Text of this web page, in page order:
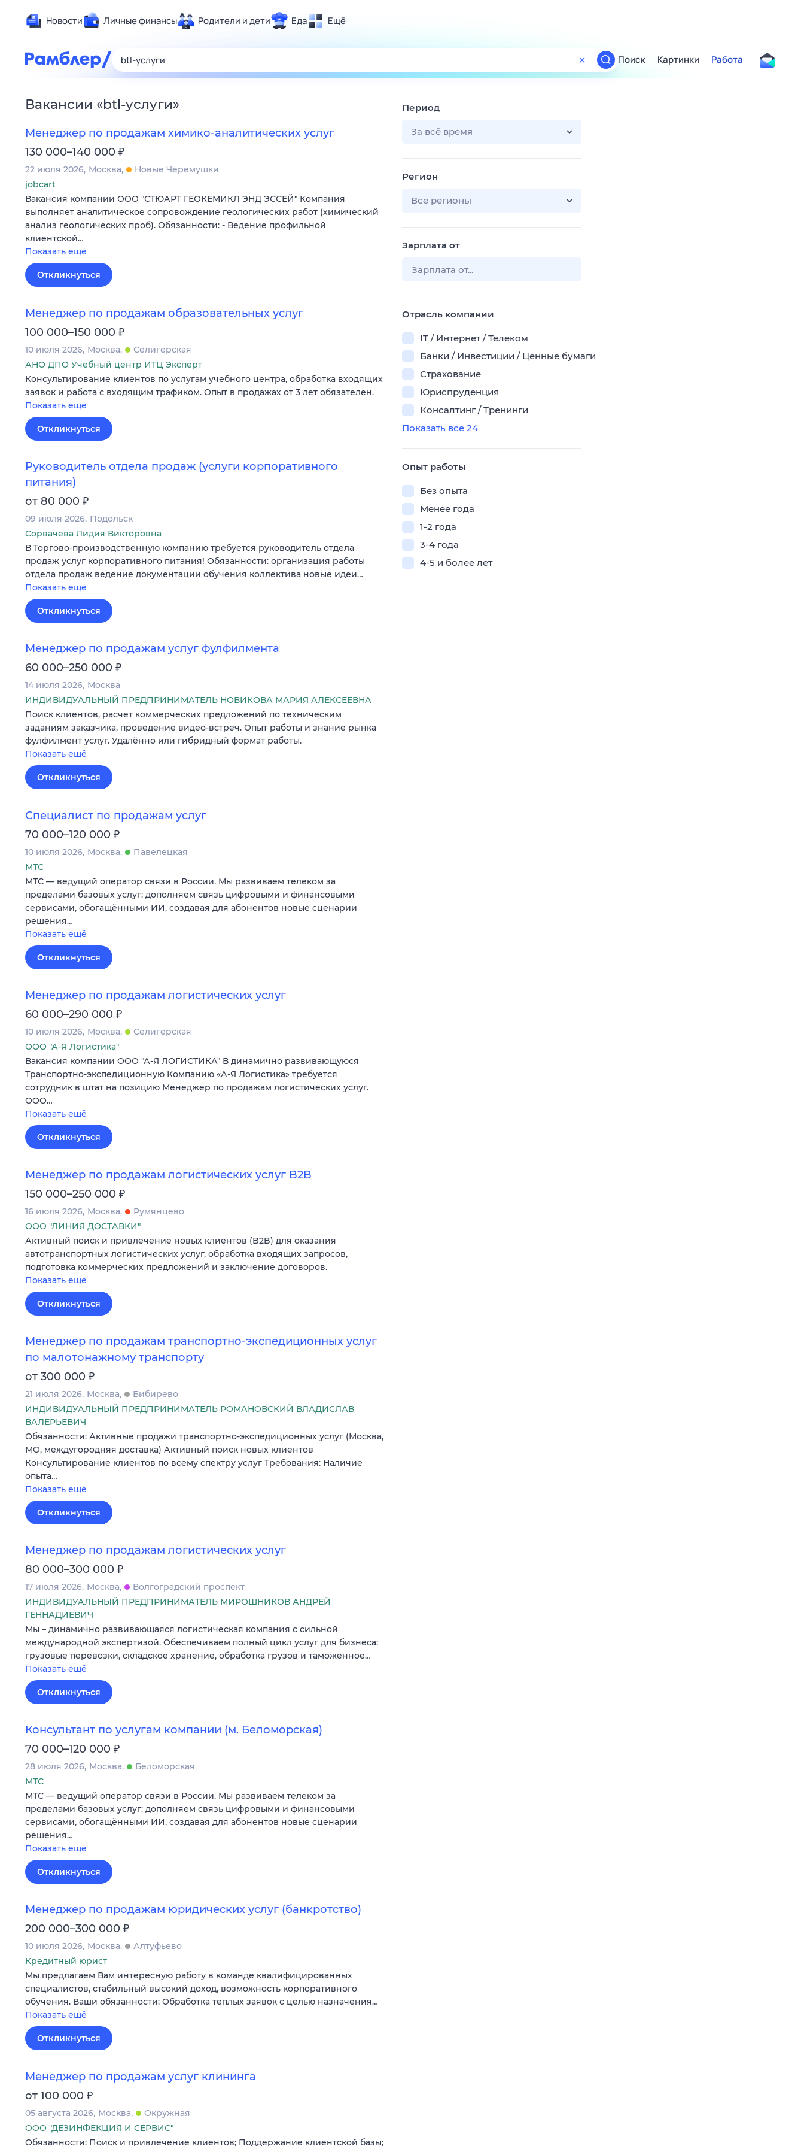
Новости Личные финансы Родители и дети Еда Ещё
Развлечения и отдых
Карьера
Сберегаем вместе
Гороскопы
Поиск
ТВ-программа
Поиск Картинки Работа
Вакансии «btl-услуги»
Менеджер по продажам химико-аналитических услуг
130 000–140 000 ₽
22 июля 2026 Москва
Новые Черемушки
jobcart
Вакансия компании ООО "СТЮАРТ ГЕОКЕМИКЛ ЭНД ЭССЕЙ" Компания
выполняет аналитическое сопровождение геологических работ (химический
анализ геологических проб). Обязанности: - Ведение профильной
клиентской…
Показать ещё
Откликнуться
Менеджер по продажам образовательных услуг
100 000–150 000 ₽
10 июля 2026 Москва
Селигерская
АНО ДПО Учебный центр ИТЦ Эксперт
Консультирование клиентов по услугам учебного центра, обработка входящих
заявок и работа с входящим трафиком. Опыт в продажах от 3 лет обязателен.
Показать ещё
Откликнуться
Руководитель отдела продаж (услуги корпоративного
питания)
от 80 000 ₽
09 июля 2026 Подольск
Сорвачева Лидия Викторовна
В Торгово-производственную компанию требуется руководитель отдела
продаж услуг корпоративного питания! Обязанности: организация работы
отдела продаж ведение документации обучения коллектива новые идеи…
Показать ещё
Откликнуться
Менеджер по продажам услуг фулфилмента
60 000–250 000 ₽
14 июля 2026 Москва
ИНДИВИДУАЛЬНЫЙ ПРЕДПРИНИМАТЕЛЬ НОВИКОВА МАРИЯ АЛЕКСЕЕВНА
Поиск клиентов, расчет коммерческих предложений по техническим
заданиям заказчика, проведение видео-встреч. Опыт работы и знание рынка
фулфилмент услуг. Удалённо или гибридный формат работы.
Показать ещё
Откликнуться
Специалист по продажам услуг
70 000–120 000 ₽
10 июля 2026 Москва
Павелецкая
МТС
МТС — ведущий оператор связи в России. Мы развиваем телеком за
пределами базовых услуг: дополняем связь цифровыми и финансовыми
сервисами, обогащёнными ИИ, создавая для абонентов новые сценарии
решения…
Показать ещё
Откликнуться
Менеджер по продажам логистических услуг
60 000–290 000 ₽
10 июля 2026 Москва
Селигерская
ООО "А-Я Логистика"
Вакансия компании ООО "А-Я ЛОГИСТИКА" В динамично развивающуюся
Транспортно-экспедиционную Компанию «А-Я Логистика» требуется
сотрудник в штат на позицию Менеджер по продажам логистических услуг.
ООО…
Показать ещё
Откликнуться
Менеджер по продажам логистических услуг B2B
150 000–250 000 ₽
16 июля 2026 Москва
Румянцево
ООО "ЛИНИЯ ДОСТАВКИ"
Активный поиск и привлечение новых клиентов (B2B) для оказания
автотранспортных логистических услуг, обработка входящих запросов,
подготовка коммерческих предложений и заключение договоров.
Показать ещё
Откликнуться
Менеджер по продажам транспортно-экспедиционных услуг
по малотонажному транспорту
от 300 000 ₽
21 июля 2026 Москва
Бибирево
ИНДИВИДУАЛЬНЫЙ ПРЕДПРИНИМАТЕЛЬ РОМАНОВСКИЙ ВЛАДИСЛАВ
ВАЛЕРЬЕВИЧ
Обязанности: Активные продажи транспортно-экспедиционных услуг (Москва,
МО, междугородняя доставка) Активный поиск новых клиентов
Консультирование клиентов по всему спектру услуг Требования: Наличие
опыта…
Показать ещё
Откликнуться
Менеджер по продажам логистических услуг
80 000–300 000 ₽
17 июля 2026 Москва
Волгоградский проспект
ИНДИВИДУАЛЬНЫЙ ПРЕДПРИНИМАТЕЛЬ МИРОШНИКОВ АНДРЕЙ
ГЕННАДИЕВИЧ
Мы – динамично развивающаяся логистическая компания с сильной
международной экспертизой. Обеспечиваем полный цикл услуг для бизнеса:
грузовые перевозки, складское хранение, обработка грузов и таможенное…
Показать ещё
Откликнуться
Консультант по услугам компании (м. Беломорская)
70 000–120 000 ₽
28 июля 2026 Москва
Беломорская
МТС
МТС — ведущий оператор связи в России. Мы развиваем телеком за
пределами базовых услуг: дополняем связь цифровыми и финансовыми
сервисами, обогащёнными ИИ, создавая для абонентов новые сценарии
решения…
Показать ещё
Откликнуться
Менеджер по продажам юридических услуг (банкротство)
200 000–300 000 ₽
10 июля 2026 Москва
Алтуфьево
Кредитный юрист
Мы предлагаем Вам интересную работу в команде квалифицированных
специалистов, стабильный высокий доход, возможность корпоративного
обучения. Ваши обязанности: Обработка теплых заявок с целью назначения…
Показать ещё
Откликнуться
Менеджер по продажам услуг клининга
от 100 000 ₽
05 августа 2026 Москва
Окружная
ООО "ДЕЗИНФЕКЦИЯ И СЕРВИС"
Обязанности: Поиск и привлечение клиентов; Поддержание клиентской базы;
Период
За всё время
Регион
Все регионы
Зарплата от
Отрасль компании
IT / Интернет / Телеком
Банки / Инвестиции / Ценные бумаги
Страхование
Юриспруденция
Консалтинг / Тренинги
Показать все 24
Опыт работы
Без опыта
Менее года
1-2 года
3-4 года
4-5 и более лет